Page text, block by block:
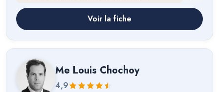
Voir la fiche
Me Louis Chochoy
4,9